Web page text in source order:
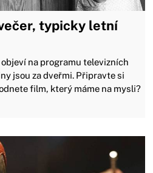
typicky letní
na programu televizních
jsou za dveřmi. Připravte si
film, který máme na mysli?